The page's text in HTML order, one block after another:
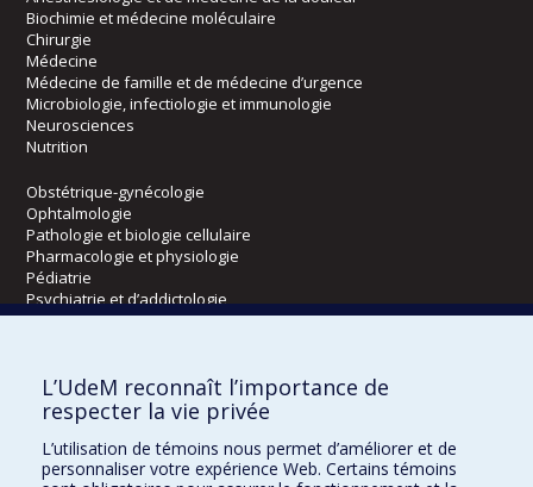
Biochimie et médecine moléculaire
Chirurgie
Médecine
Médecine de famille et de médecine d’urgence
Microbiologie, infectiologie et immunologie
Neurosciences
Nutrition
Obstétrique-gynécologie
Ophtalmologie
Pathologie et biologie cellulaire
Pharmacologie et physiologie
Pédiatrie
Psychiatrie et d’addictologie
Radiologie, radio-oncologie et médecine nucléaire
Écoles
Orthophonie et audiologie
Réadaptation
L’UdeM reconnaît l’importance de
respecter la vie privée
L’utilisation de témoins nous permet d’améliorer et de
personnaliser votre expérience Web. Certains témoins